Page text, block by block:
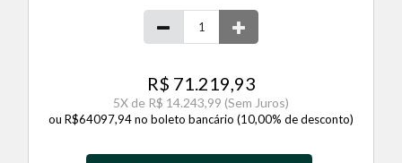
R$ 71.219,93
5X de R$ 14.243,99 (Sem Juros)
ou R$64097,94 no boleto bancário (10,00% de desconto)